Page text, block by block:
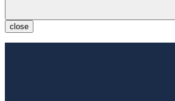
close